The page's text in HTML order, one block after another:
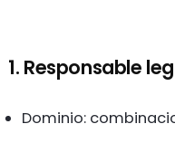
1. Responsable
Dominio: